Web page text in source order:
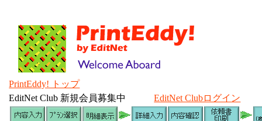
PrintEddy! トップ
EditNet Club 新規会員募集中EditNet Clubログイン